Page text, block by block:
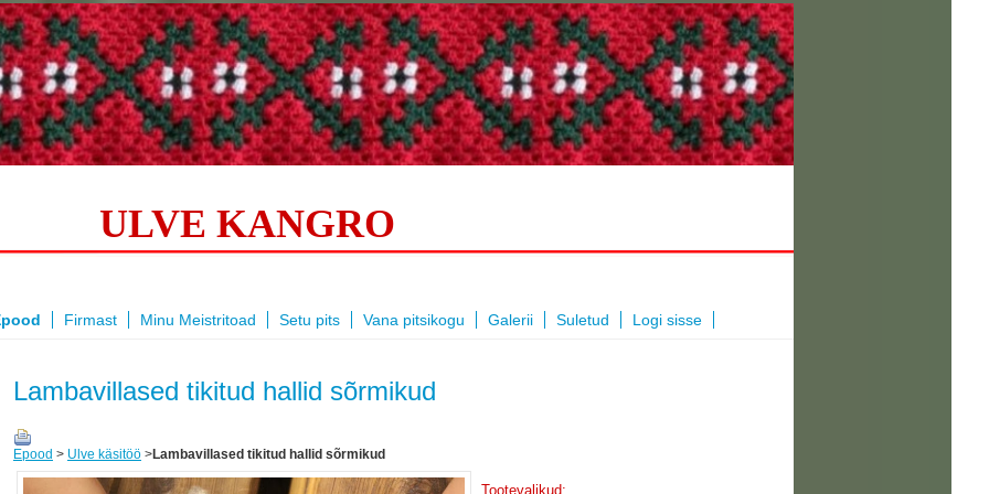
ULVE KANGRO
Firmast Minu Meistritoad Setu pits Vana pitsikogu Galerii Suletud Logi sisse
Lambavillased tikitud hallid sõrmikud
Epood > Ulve käsitöö >Lambavillased tikitud hallid sõrmikud
Tootevalikud: